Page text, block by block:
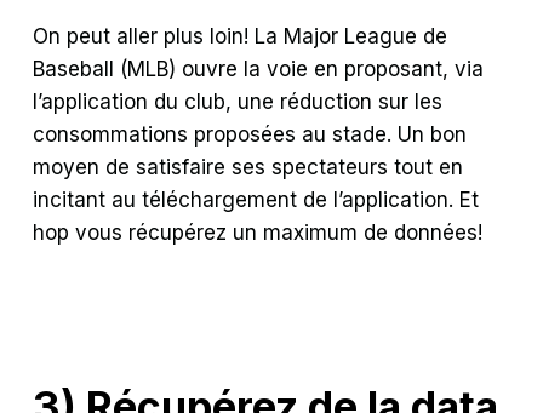
On peut aller plus loin! La Major League de
Baseball (MLB) ouvre la voie en proposant, via
l’application du club, une réduction sur les
consommations proposées au stade. Un bon
moyen de satisfaire ses spectateurs tout en
incitant au téléchargement de l’application. Et
hop vous récupérez un maximum de données!